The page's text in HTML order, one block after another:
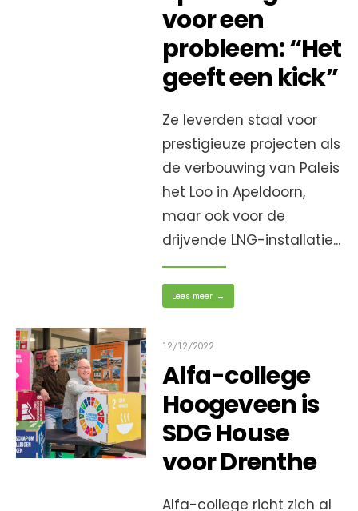
voor een
probleem: “Het
geeft een kick”
Ze leverden staal voor
prestigieuze projecten als
de verbouwing van Paleis
het Loo in Apeldoorn,
maar ook voor de
drijvende LNG-installatie...
Lees meer →
12/12/2022
Alfa-college
Hoogeveen is
SDG House
voor Drenthe
Alfa-college richt zich al